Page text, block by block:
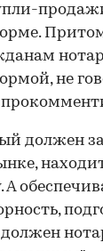
не
должен
А